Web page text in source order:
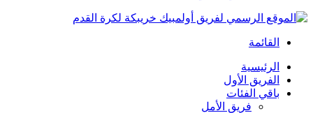
القائمة
الرئيسية
الفريق الأول
باقي الفئات
فريق الأمل